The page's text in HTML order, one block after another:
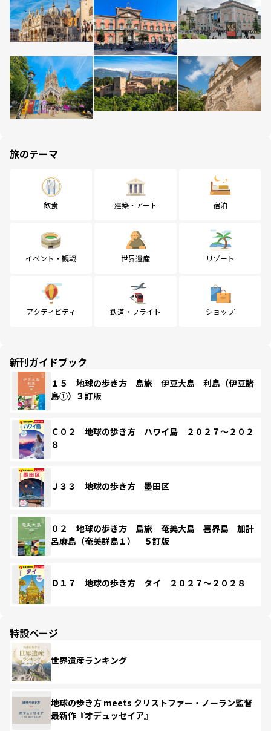
旅のテーマ
飲食 建築・アート 宿泊
イベント・観戦 世界遺産 リゾート
アクティビティ 鉄道・フライト ショップ
新刊ガイドブック
１５ 地球の歩き方 島旅 伊豆大島 利島（伊豆諸
島①）３訂版
Ｃ０２ 地球の歩き方 ハワイ島 ２０２７～２０２
８
Ｊ３３ 地球の歩き方 墨田区
０２ 地球の歩き方 島旅 奄美大島 喜界島 加計
呂麻島（奄美群島１） ５訂版
Ｄ１７ 地球の歩き方 タイ ２０２７～２０２８
特設ページ
世界遺産ランキング
地球の歩き方 meets クリストファー・ノーラン監督
最新作『オデュッセイア』